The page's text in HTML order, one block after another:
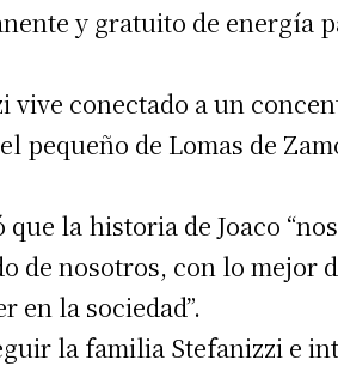
y gratuito de energía
vive conectado a un
pequeño de Lomas de
la historia de Joaco
nosotros, con lo mejor
en la sociedad”.
la familia Stefanizzi e